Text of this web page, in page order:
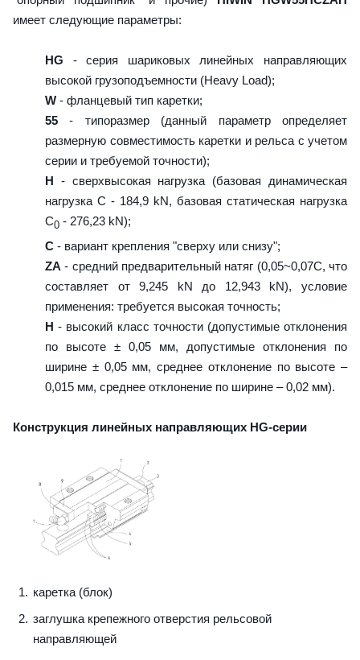
имеет следующие параметры:
HG - серия шариковых линейных направляющих
высокой грузоподъемности (Heavy Load);
W - фланцевый тип каретки;
55 - типоразмер (данный параметр определяет
размерную совместимость каретки и рельса с учетом
серии и требуемой точности);
H - сверхвысокая нагрузка (базовая динамическая
нагрузка C - 184,9 kN, базовая статическая нагрузка
С0 - 276,23 kN);
C - вариант крепления "сверху или снизу";
ZA - средний предварительный натяг (0,05~0,07C, что
составляет от 9,245 kN до 12,943 kN), условие
применения: требуется высокая точность;
H - высокий класс точности (допустимые отклонения
по высоте ± 0,05 мм, допустимые отклонения по
ширине ± 0,05 мм, среднее отклонение по высоте –
0,015 мм, среднее отклонение по ширине – 0,02 мм).
Конструкция линейных направляющих HG-серии
каретка (блок)
заглушка крепежного отверстия рельсовой
направляющей